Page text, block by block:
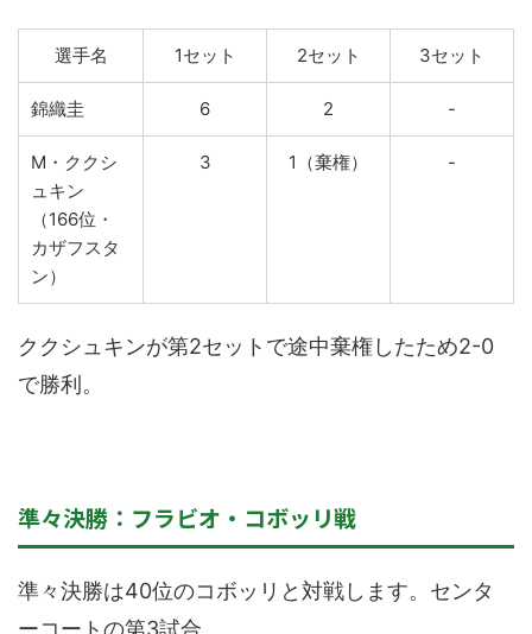
選手名 1セット 2セット 3セット
錦織圭 6 2 -
M・ククシ
ュキン
（166位・
カザフスタ
ン）
3 1（棄権） -
ククシュキンが第2セットで途中棄権したため2-0
で勝利。
準々決勝：フラビオ・コボッリ戦
準々決勝は40位のコボッリと対戦します。センタ
ーコートの第3試合。